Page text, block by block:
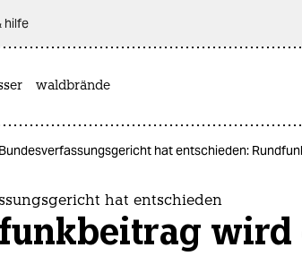
hilfe
waldbrände
Bundesverfassungsgericht hat entschieden:
hat entschieden
wird